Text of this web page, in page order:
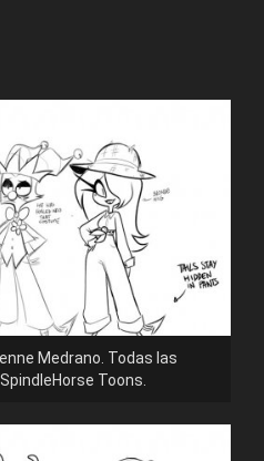
Medrano. Todas las
Toons.